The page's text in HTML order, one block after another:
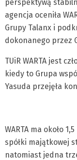
perspektywą
agencja oceniła
Grupy Talanx i
dokonanego przez
TUiR WARTA jest
kiedy to Grupa
Yasuda przejęła
WARTA ma około
spółki majątkowej
natomiast jedna